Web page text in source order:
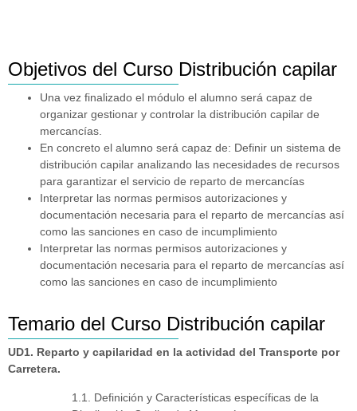
Objetivos del Curso Distribución capilar
Una vez finalizado el módulo el alumno será capaz de
organizar gestionar y controlar la distribución capilar de
mercancías.
En concreto el alumno será capaz de: Definir un sistema de
distribución capilar analizando las necesidades de recursos
para garantizar el servicio de reparto de mercancías
Interpretar las normas permisos autorizaciones y
documentación necesaria para el reparto de mercancías así
como las sanciones en caso de incumplimiento
Interpretar las normas permisos autorizaciones y
documentación necesaria para el reparto de mercancías así
como las sanciones en caso de incumplimiento
Temario del Curso Distribución capilar
UD1. Reparto y capilaridad en la actividad del Transporte por
Carretera.
1.1. Definición y Características específicas de la